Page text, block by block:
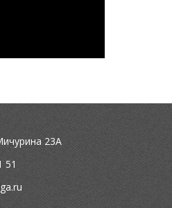
23А
51